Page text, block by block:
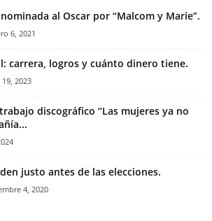
al Oscar por “Malcom y Marie”.
6, 2021
carrera, logros y cuánto dinero tiene.
2023
discográfico “Las mujeres ya no
justo antes de las elecciones.
4, 2020